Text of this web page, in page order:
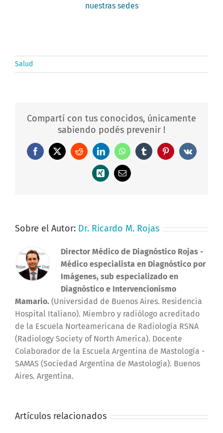
nuestras sedes
Salud
Compartí con tus conocidos, únicamente
sabiendo podés prevenir !
Facebook
X RedditLinkedInWhatsAppTumblrPinterestVk
Xing
Correo
electrónico
Sobre el Autor: Dr. Ricardo M. Rojas
Director Médico de Diagnóstico Rojas -
Médico especialista en Diagnóstico por
Imágenes, sub especializado en
Diagnóstico e Intervencionismo
Mamario. (Universidad de Buenos Aires. Residencia
Hospital Italiano). Miembro y radiólogo acreditado
de la Escuela Norteamericana de Radiología RSNA
(Radiology Society of North America). Docente
Colaborador de la Escuela Argentina de Mastología -
SAMAS (Sociedad Argentina de Mastología). Buenos
Aires. Argentina.
Artículos relacionados